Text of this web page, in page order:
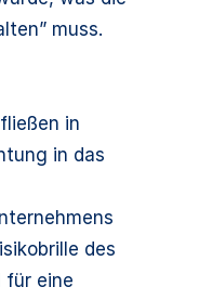
muss.
in
in das
des
für eine